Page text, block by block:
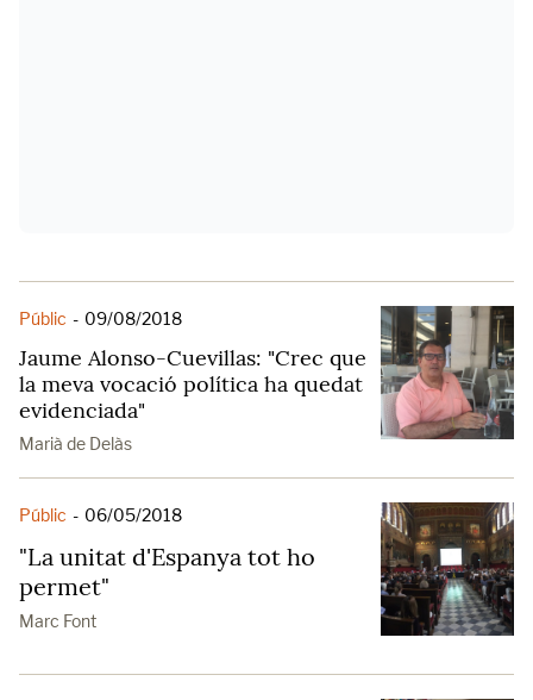
Públic - 09/08/2018
Jaume Alonso-Cuevillas: "Crec que
la meva vocació política ha quedat
evidenciada"
Marià de Delàs
Públic - 06/05/2018
"La unitat d'Espanya tot ho
permet"
Marc Font